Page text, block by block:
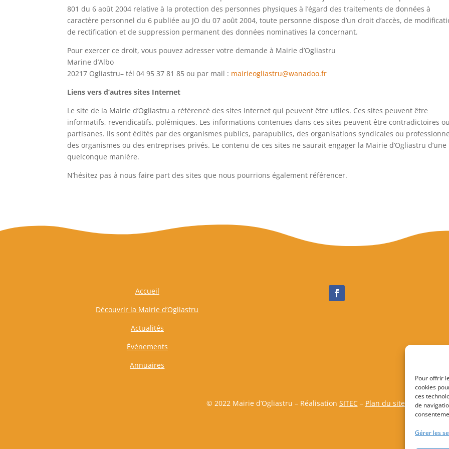
Pour offrir
cookies
ces
de
Gérer les
801 du 6 août 2004 relative à la protection des personnes physiques à l’égard des traitements de données à
caractère personnel du 6 publiée au JO du 07 août 2004, toute personne dispose d’un droit d’accès, de
de rectification et de suppression permanent des données nominatives la concernant.
Pour exercer ce droit, vous pouvez adresser votre demande à Mairie d’Ogliastru
Marine d’Albo
20217 Ogliastru– tél04 95 37 81 85 ou par mail : mairieogliastru@wanadoo.fr
Liens vers d’autres sites Internet
Le site de la Mairie d’Ogliastru a référencé des sites Internet qui peuvent être utiles. Ces sites peuvent être
informatifs, revendicatifs, polémiques. Les informations contenues dans ces sites peuvent être contradictoires
partisanes. Ils sont édités par des organismes publics, parapublics, des organisations syndicales ou
des organismes ou des entreprises privés. Le contenu de ces sites ne saurait engager la Mairie d’Ogliastru d’une
quelconque manière.
N’hésitez pas à nous faire part des sites que nous pourrions également référencer.
Accueil
Découvrir la Mairie d’Ogliastru
Actualités
Événements
Annuaires
© 2022 Mairie d’Ogliastru – Réalisation SITEC – Plan du site Mention